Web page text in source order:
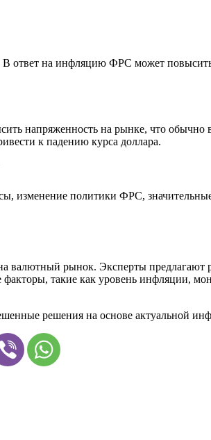
ответ на инфляцию ФРС может
напряженность на рынке, что обычно
к падению курса доллара.
изменение политики ФРС,
валютный рынок. Эксперты предлагают
такие как уровень инфляции,
решения на основе актуальной